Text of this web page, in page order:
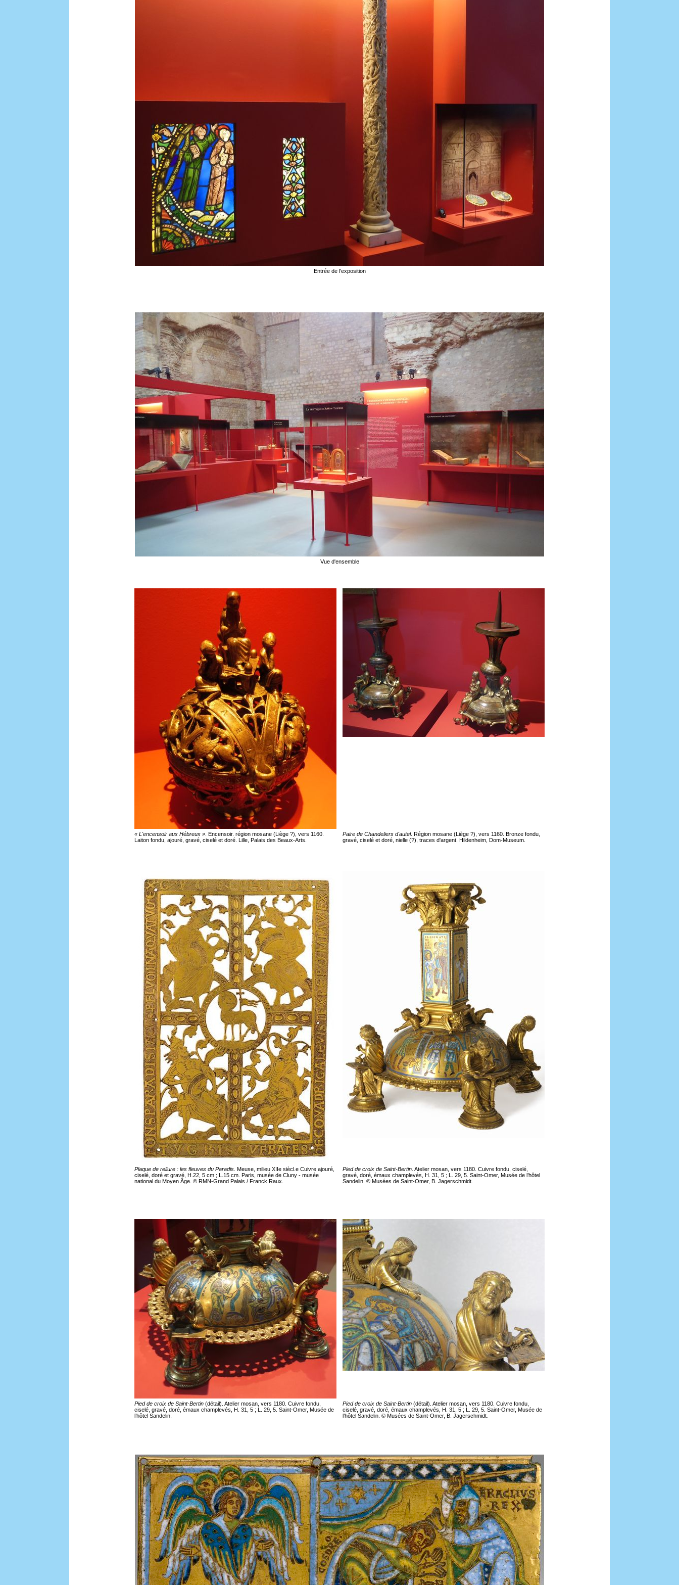
Entrée de l'exposition
Vue d'ensemble
« L'encensoir aux Hébreux » . Encensoir. région mosane (Liège ?), vers 1160.
Laiton fondu, ajouré, gravé, ciselé et doré. Lille, Palais des Beaux-Arts.
Paire de Chandeliers d'autel. Région mosane (Liège ?), vers 1160. Bronze fondu,
gravé, ciselé et doré, nielle (?), traces d'argent. Hildenheim, Dom-Museum.
Plaque de reliure : les fleuves du Paradis . Meuse, milieu XIIe siècl.e Cuivre ajouré,
ciselé, doré et gravé, H.22, 5 cm ; L.15 cm. Paris, musée de Cluny - musée
national du Moyen Âge. © RMN-Grand Palais / Franck Raux.
Pied de croix de Saint-Bertin . Atelier mosan, vers 1180. Cuivre fondu, ciselé,
gravé, doré, émaux champlevés, H. 31, 5 ; L. 29, 5. Saint-Omer, Musée de l’hôtel
Sandelin. © Musées de Saint-Omer, B. Jagerschmidt
Pied de croix de Saint-Bertin (détail). Atelier mosan, vers 1180. Cuivre fondu,
ciselé, gravé, doré, émaux champlevés, H. 31, 5 ; L. 29, 5. Saint-Omer, Musée de
l’hôtel Sandelin.
Pied de croix de Saint-Bertin (détail). Atelier mosan, vers 1180. Cuivre fondu,
ciselé, gravé, doré, émaux champlevés, H. 31, 5 ; L. 29, 5. Saint-Omer, Musée de
l’hôtel Sandelin. © Musées de Saint-Omer, B. Jagerschmidt